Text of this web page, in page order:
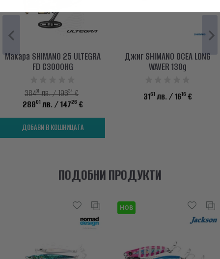
Макара SHIMANO 25 ULTEGRA
FD C3000HG
38401лв. / 19634€
28801 лв. / 14726 €
ДОБАВИ В КОШНИЦАТА
Джиг SHIMANO OCEA LONG
WAVER 130g
3161 лв. / 1616 €
ПОДОБНИ ПРОДУКТИ
НОВ